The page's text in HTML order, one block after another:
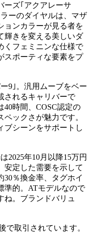
ーズ｢アクアレーサ
ーのダイヤルは、マザ
ョンカラーが見る者を
輝きを変える美しいダ
くフェミニンな仕様で
スポーティな要素をプ
9｣。汎用ムーブをベー
されるキャリバーで
時間、COSC認定の
ックさが魅力です。
ブシーンをサポートし
2025年10月以降15万円
安定した需要を示して
30％換金率、タグホイ
準的。ATモデルなので
ね。ブランドバリュ
で取引されています。